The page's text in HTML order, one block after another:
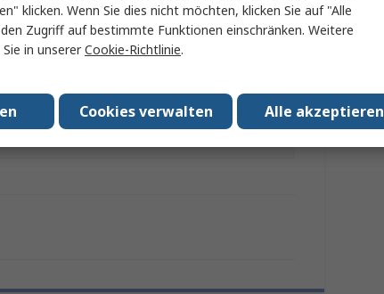
TNC-Steckverbinder, UHF-
klicken. Wenn Sie dies nicht möchten, klicken Sie auf "Alle
Zugriff auf bestimmte Funktionen einschränken. Weitere
in unsererCookie-Richtlinie.
Alle akzeptieren
Cookies verwalten